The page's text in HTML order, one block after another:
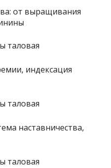
от выращивания
индексация
наставничества,